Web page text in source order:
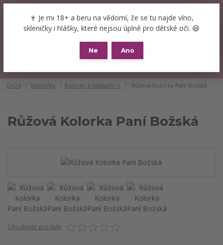
🍷 Je mi 18+ a beru na vědomí, že se tu najde víno,
skleničky i hlášky, které nejsou úplně pro dětské oči. 😄
Ne
Ano
0 Kč
Úvod Skleničky Kolorky s hláškami ⭐ Růžová Kolorka Paní Božská
Růžová Kolorka Paní Božská
Ohodnotit produkt